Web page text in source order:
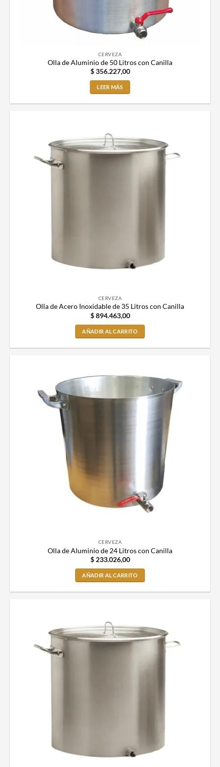
CERVEZA
Olla de Aluminio de 50 Litros con Canilla
$356.227,00
LEER MÁS
CERVEZA
Olla de Acero Inoxidable de 35 Litros con Canilla
$894.463,00
AÑADIR AL CARRITO
CERVEZA
Olla de Aluminio de 24 Litros con Canilla
$233.026,00
AÑADIR AL CARRITO